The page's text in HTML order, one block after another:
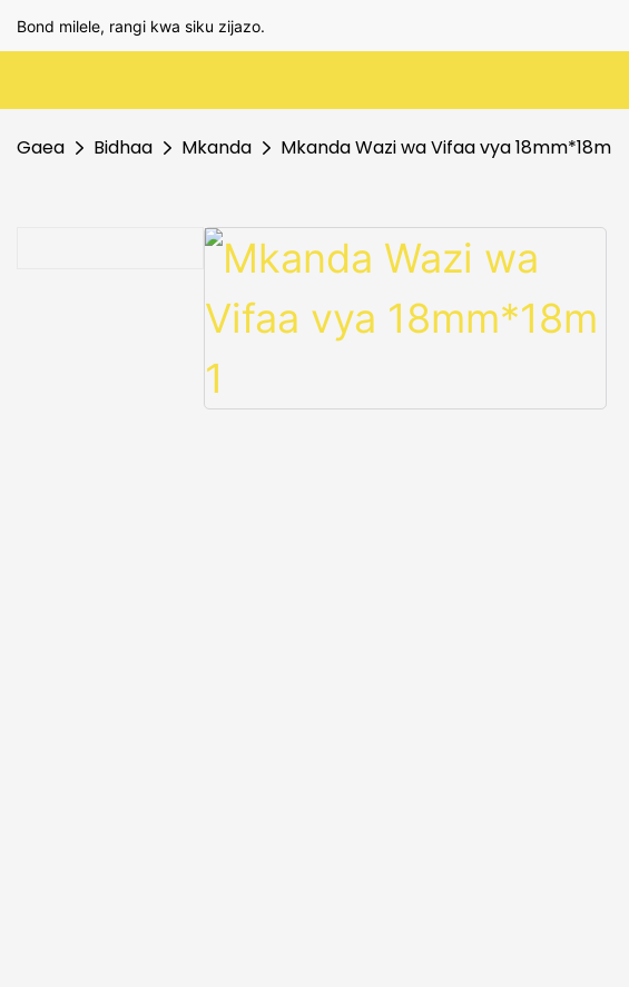
Bond milele, rangi kwa siku zijazo.
Gaea Bidhaa Mkanda Mkanda Wazi wa Vifaa vya 18mm*18m